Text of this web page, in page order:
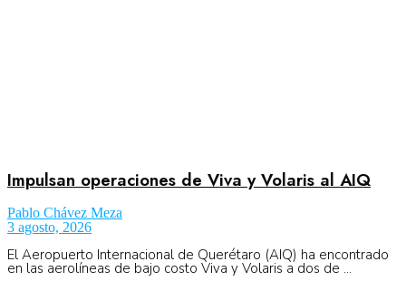
No Result
View All Result
Impulsan operaciones de Viva y Volaris al AIQ
Pablo Chávez Meza
3 agosto, 2026
El Aeropuerto Internacional de Querétaro (AIQ) ha encontrado
en las aerolíneas de bajo costo Viva y Volaris a dos de ...